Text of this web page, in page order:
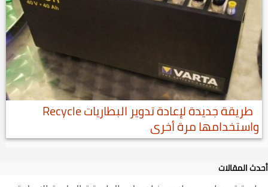
طريقة جديدة لإعادة تدوير البطاريات Recycle
واستخدامها مرة أخرى
أحدث المقالات